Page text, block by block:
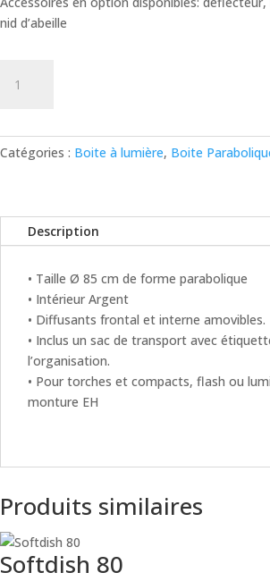
nid d’abeille
Mini
Catégories : Boite à lumière, Boite
Description
• Taille Ø 85 cm de forme parabolique
• Intérieur Argent
• Diffusants frontal et interne amovibles.
• Inclus un sac de transport avec
l’organisation.
• Pour torches et compacts, flash ou
monture EH
Produits similaires
Softdish 80